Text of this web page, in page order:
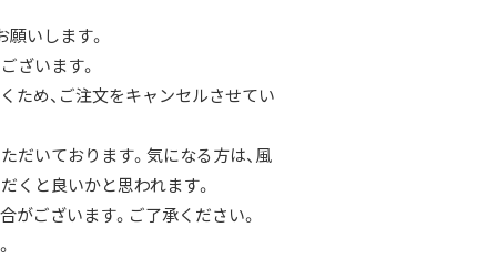
いします。
ざいます。
ため、ご注文をキャンセルさせてい
いております。気になる方は、風
くと良いかと思われます。
ございます。ご了承ください。